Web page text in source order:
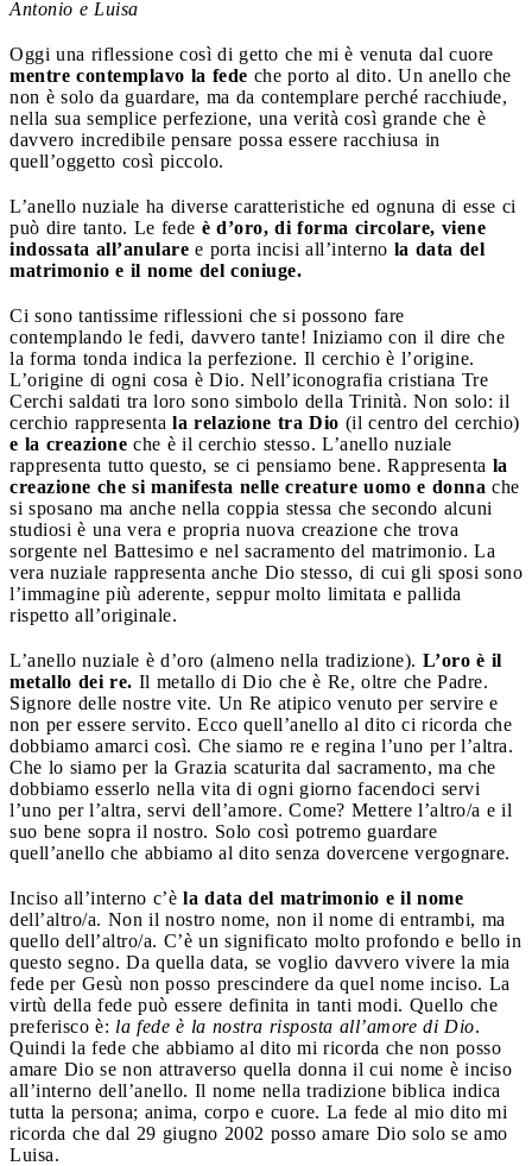
Antonio e Luisa
Oggi una riflessione così di getto che mi è venuta dal cuore
mentre contemplavo la fede che porto al dito. Un anello che
non è solo da guardare, ma da contemplare perché racchiude,
nella sua semplice perfezione, una verità così grande che è
davvero incredibile pensare possa essere racchiusa in
quell’oggetto così piccolo.
L’anello nuziale ha diverse caratteristiche ed ognuna di esse ci
può dire tanto. Le fede è d’oro, di forma circolare, viene
indossata all’anulare e porta incisi all’interno la data del
matrimonio e il nome del coniuge.
Ci sono tantissime riflessioni che si possono fare
contemplando le fedi, davvero tante! Iniziamo con il dire che
la forma tonda indica la perfezione. Il cerchio è l’origine.
L’origine di ogni cosa è Dio. Nell’iconografia cristiana Tre
Cerchi saldati tra loro sono simbolo della Trinità. Non solo: il
cerchio rappresenta la relazione tra Dio (il centro del cerchio)
e la creazione che è il cerchio stesso. L’anello nuziale
rappresenta tutto questo, se ci pensiamo bene. Rappresenta la
creazione che si manifesta nelle creature uomo e donna che
si sposano ma anche nella coppia stessa che secondo alcuni
studiosi è una vera e propria nuova creazione che trova
sorgente nel Battesimo e nel sacramento del matrimonio. La
vera nuziale rappresenta anche Dio stesso, di cui gli sposi sono
l’immagine più aderente, seppur molto limitata e pallida
rispetto all’originale.
L’anello nuziale è d’oro (almeno nella tradizione). L’oro è il
metallo dei re. Il metallo di Dio che è Re, oltre che Padre.
Signore delle nostre vite. Un Re atipico venuto per servire e
non per essere servito. Ecco quell’anello al dito ci ricorda che
dobbiamo amarci così. Che siamo re e regina l’uno per l’altra.
Che lo siamo per la Grazia scaturita dal sacramento, ma che
dobbiamo esserlo nella vita di ogni giorno facendoci servi
l’uno per l’altra, servi dell’amore. Come? Mettere l’altro/a e il
suo bene sopra il nostro. Solo così potremo guardare
quell’anello che abbiamo al dito senza dovercene vergognare.
Inciso all’interno c’è la data del matrimonio e il nome
dell’altro/a. Non il nostro nome, non il nome di entrambi, ma
quello dell’altro/a. C’è un significato molto profondo e bello in
questo segno. Da quella data, se voglio davvero vivere la mia
fede per Gesù non posso prescindere da quel nome inciso. La
virtù della fede può essere definita in tanti modi. Quello che
preferisco è: la fede è la nostra risposta all’amore di Dio.
Quindi la fede che abbiamo al dito mi ricorda che non posso
amare Dio se non attraverso quella donna il cui nome è inciso
all’interno dell’anello. Il nome nella tradizione biblica indica
tutta la persona; anima, corpo e cuore. La fede al mio dito mi
ricorda che dal 29 giugno 2002 posso amare Dio solo se amo
Luisa.